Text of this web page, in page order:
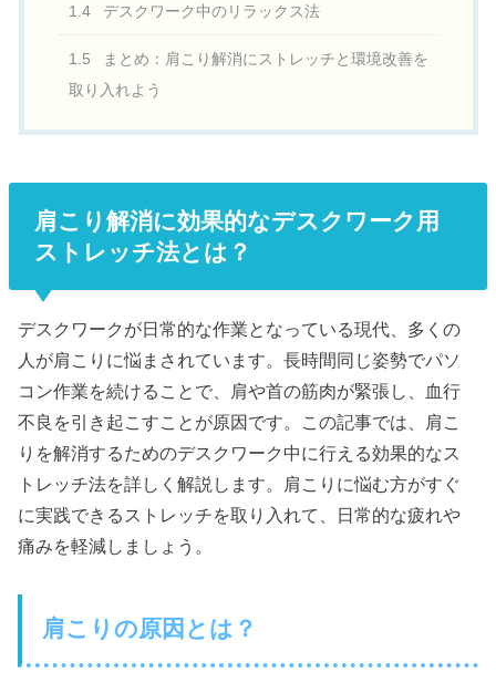
1.4 デスクワーク中のリラックス法
1.5
まとめ：肩こり解消にストレッチと環境改善を
取り入れよう
肩こり解消に効果的なデスクワーク用
ストレッチ法とは？
デスクワークが日常的な作業となっている現代、多くの
人が肩こりに悩まされています。長時間同じ姿勢でパソ
コン作業を続けることで、肩や首の筋肉が緊張し、血行
不良を引き起こすことが原因です。この記事では、肩こ
りを解消するためのデスクワーク中に行える効果的なス
トレッチ法を詳しく解説します。肩こりに悩む方がすぐ
に実践できるストレッチを取り入れて、日常的な疲れや
痛みを軽減しましょう。
肩こりの原因とは？